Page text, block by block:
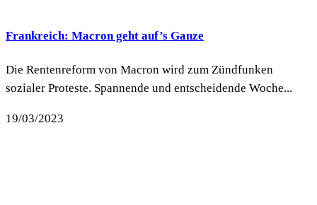
Frankreich: Macron geht auf’s Ganze
Die Rentenreform von Macron wird zum Zündfunken
sozialer Proteste. Spannende und entscheidende Woche...
19/03/2023